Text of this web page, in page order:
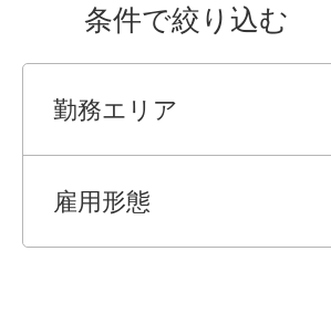
条件で絞り込む
勤務エリア
雇用形態